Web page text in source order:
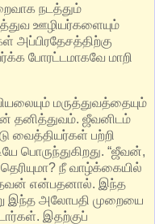
நடத்தும்
ஊழியர்களையும்
அப்பிரதேசத்திற்கு
போரட்டமாகவே மாறி
மருத்துவத்தையும்
தனித்துவம். ஜீவனிடம்
வைத்தியர்கள் பற்றி
பொருந்துகிறது. “ஜீவன்,
நீ வாழ்க்கையில்
என்பதனால். இந்த
இந்த அலோபதி முறையை
இதற்குப்